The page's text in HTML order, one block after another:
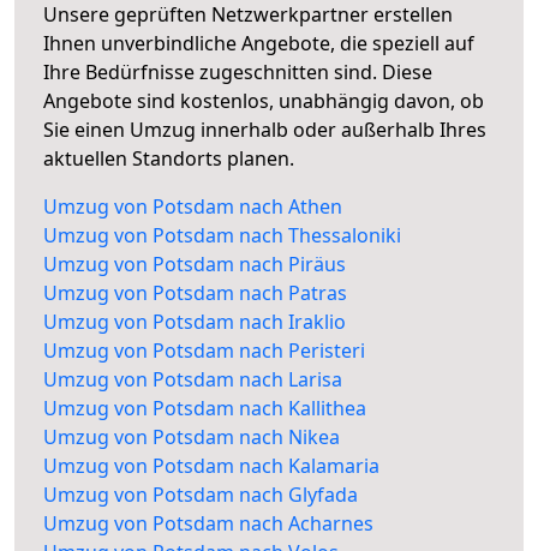
Unsere geprüften Netzwerkpartner erstellen
Ihnen unverbindliche Angebote, die speziell auf
Ihre Bedürfnisse zugeschnitten sind. Diese
Angebote sind kostenlos, unabhängig davon, ob
Sie einen Umzug innerhalb oder außerhalb Ihres
aktuellen Standorts planen.
Umzug von Potsdam nach Athen
Umzug von Potsdam nach Thessaloniki
Umzug von Potsdam nach Piräus
Umzug von Potsdam nach Patras
Umzug von Potsdam nach Iraklio
Umzug von Potsdam nach Peristeri
Umzug von Potsdam nach Larisa
Umzug von Potsdam nach Kallithea
Umzug von Potsdam nach Nikea
Umzug von Potsdam nach Kalamaria
Umzug von Potsdam nach Glyfada
Umzug von Potsdam nach Acharnes